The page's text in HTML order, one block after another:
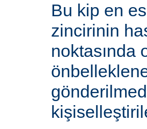
Bu kip en
zincirinin
noktasında